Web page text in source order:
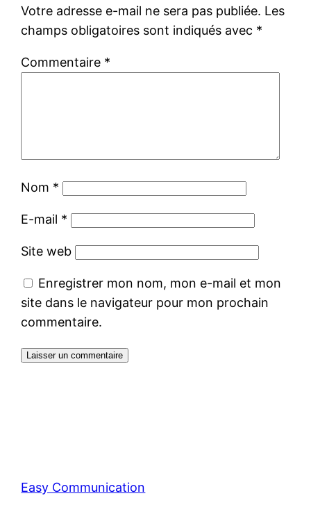
Votre adresse e-mail ne sera pas publiée. Les
champs obligatoires sont indiqués avec *
Commentaire *
Nom *
E-mail *
Site web
Enregistrer mon nom, mon e-mail et mon
site dans le navigateur pour mon prochain
commentaire.
Easy Communication